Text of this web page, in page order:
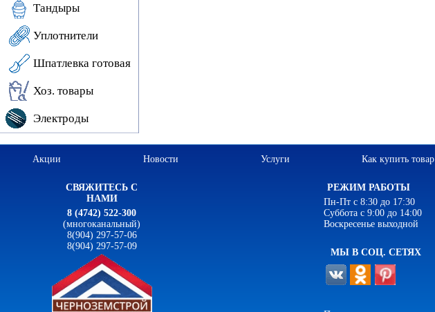
Тандыры
Уплотнители
Шпатлевка готовая
Хоз. товары
Электроды
Акции Новости Услуги Как купить товар
СВЯЖИТЕСЬ С
НАМИ
8 (4742) 522-300
(многоканальный)
8(904) 297-57-06
8(904) 297-57-09
РЕЖИМ РАБОТЫ
Пн-Пт с 8:30 до 17:30
Суббота с 9:00 до 14:00
Воскресенье выходной
МЫ В СОЦ. СЕТЯХ